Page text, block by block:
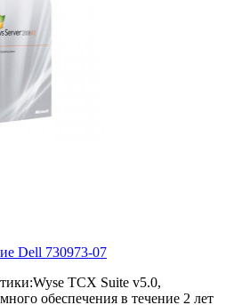
Dell 730973-07
TCX Suite v5.0,
обеспечения в течение 2 лет